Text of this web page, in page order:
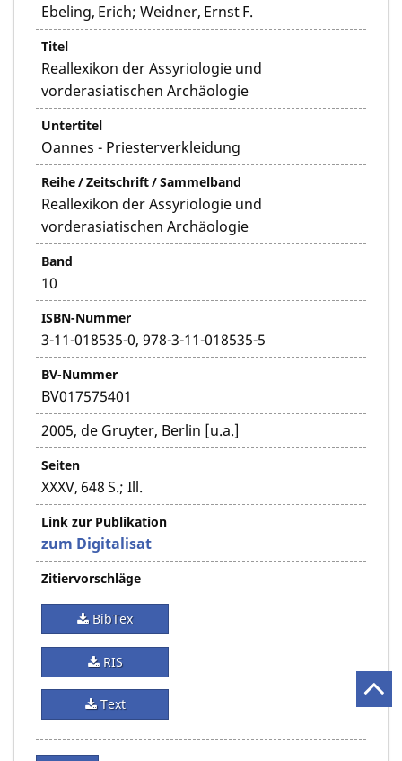
Ebeling, Erich; Weidner, Ernst F.
Titel
Reallexikon der Assyriologie und
vorderasiatischen Archäologie
Untertitel
Oannes - Priesterverkleidung
Reihe / Zeitschrift / Sammelband
Reallexikon der Assyriologie und
vorderasiatischen Archäologie
Band
10
ISBN-Nummer
3-11-018535-0, 978-3-11-018535-5
BV-Nummer
BV017575401
2005, de Gruyter, Berlin [u.a.]
Seiten
XXXV, 648 S.; Ill.
Link zur Publikation
zum Digitalisat
Zitiervorschläge
BibTex
RIS
Text